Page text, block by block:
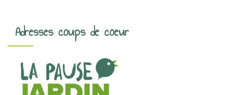
Adresses coups de coeur